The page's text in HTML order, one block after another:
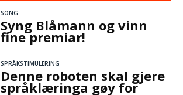
SONG
Syng Blåmann og vinn
fine premiar!
SPRÅKSTIMULERING
Denne roboten skal gjere
språklæringa gøy for